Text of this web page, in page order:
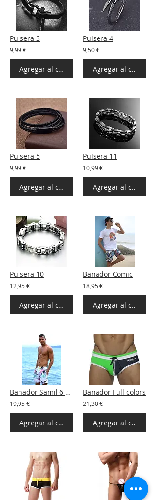
Pulsera 3
9,99 €
Agregar al carrito
Pulsera 4
9,50 €
Agregar al carrito
Pulsera 5
9,99 €
Agregar al carrito
Pulsera 11
10,99 €
Agregar al carrito
Pulsera 10
12,95 €
Agregar al carrito
Bañador Comic
18,95 €
Agregar al carrito
Bañador Samil 6 colores
19,95 €
Agregar al carrito
Bañador Full colors
21,30 €
Agregar al carrito